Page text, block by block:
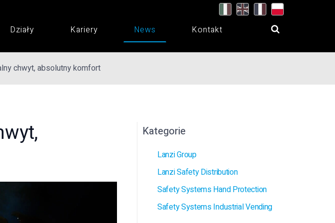
Działy Kariery News Kontakt
chwyt, absolutny komfort
Kategorie
Lanzi Group
Lanzi Safety Distribution
Safety Systems Hand Protection
Safety Systems Industrial Vending